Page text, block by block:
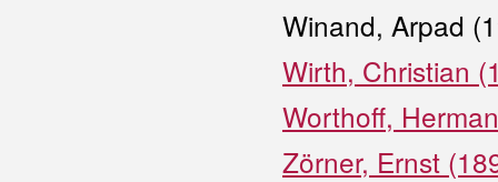
Winand, Arpad
Wirth, Christian
Worthoff,
Zörner, Ernst